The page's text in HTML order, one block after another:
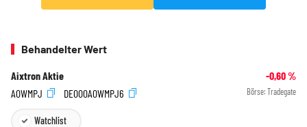
Behandelter Wert
Aixtron Aktie -0,60%
A0WMPJ
DE000A0WMPJ6 Börse: Tradegate
Watchlist